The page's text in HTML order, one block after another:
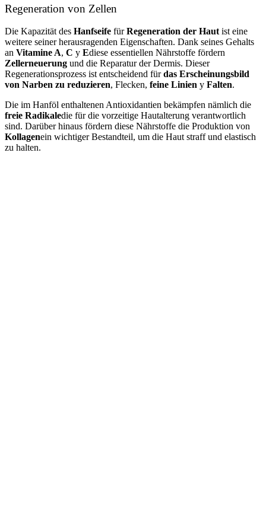
Regeneration von Zellen
Die Kapazität des Hanfseife fürRegeneration der Haut ist eine
weitere seiner herausragenden Eigenschaften. Dank seines Gehalts
an Vitamine A, C y Ediese essentiellen Nährstoffe fördern
Zellerneuerung und die Reparatur der Dermis. Dieser
Regenerationsprozess ist entscheidend fürdas Erscheinungsbild
von Narben zu reduzieren, Flecken, feine Linien y Falten.
Die im Hanföl enthaltenen Antioxidantien bekämpfen nämlich die
freie Radikaledie für die vorzeitige Hautalterung verantwortlich
sind. Darüber hinaus fördern diese Nährstoffe die Produktion von
Kollagenein wichtiger Bestandteil, um die Haut straff und elastisch
zu halten.